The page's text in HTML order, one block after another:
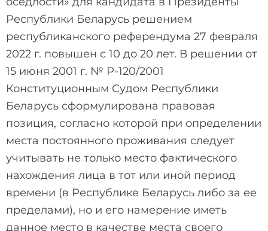
Республики Беларусь решением
республиканского референдума 27 февраля
2022 г. повышен с 10 до 20 лет. В решении от
15 июня 2001 г. № Р-120/2001
Конституционным Судом Республики
Беларусь сформулирована правовая
позиция, согласно которой при определении
места постоянного проживания следует
учитывать не только место фактического
нахождения лица в тот или иной период
времени (в Республике Беларусь либо за ее
пределами), но и его намерение иметь
данное место в качестве места своего